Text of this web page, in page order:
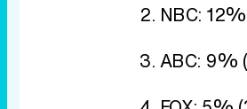
2. NBC:
3. ABC: 9%